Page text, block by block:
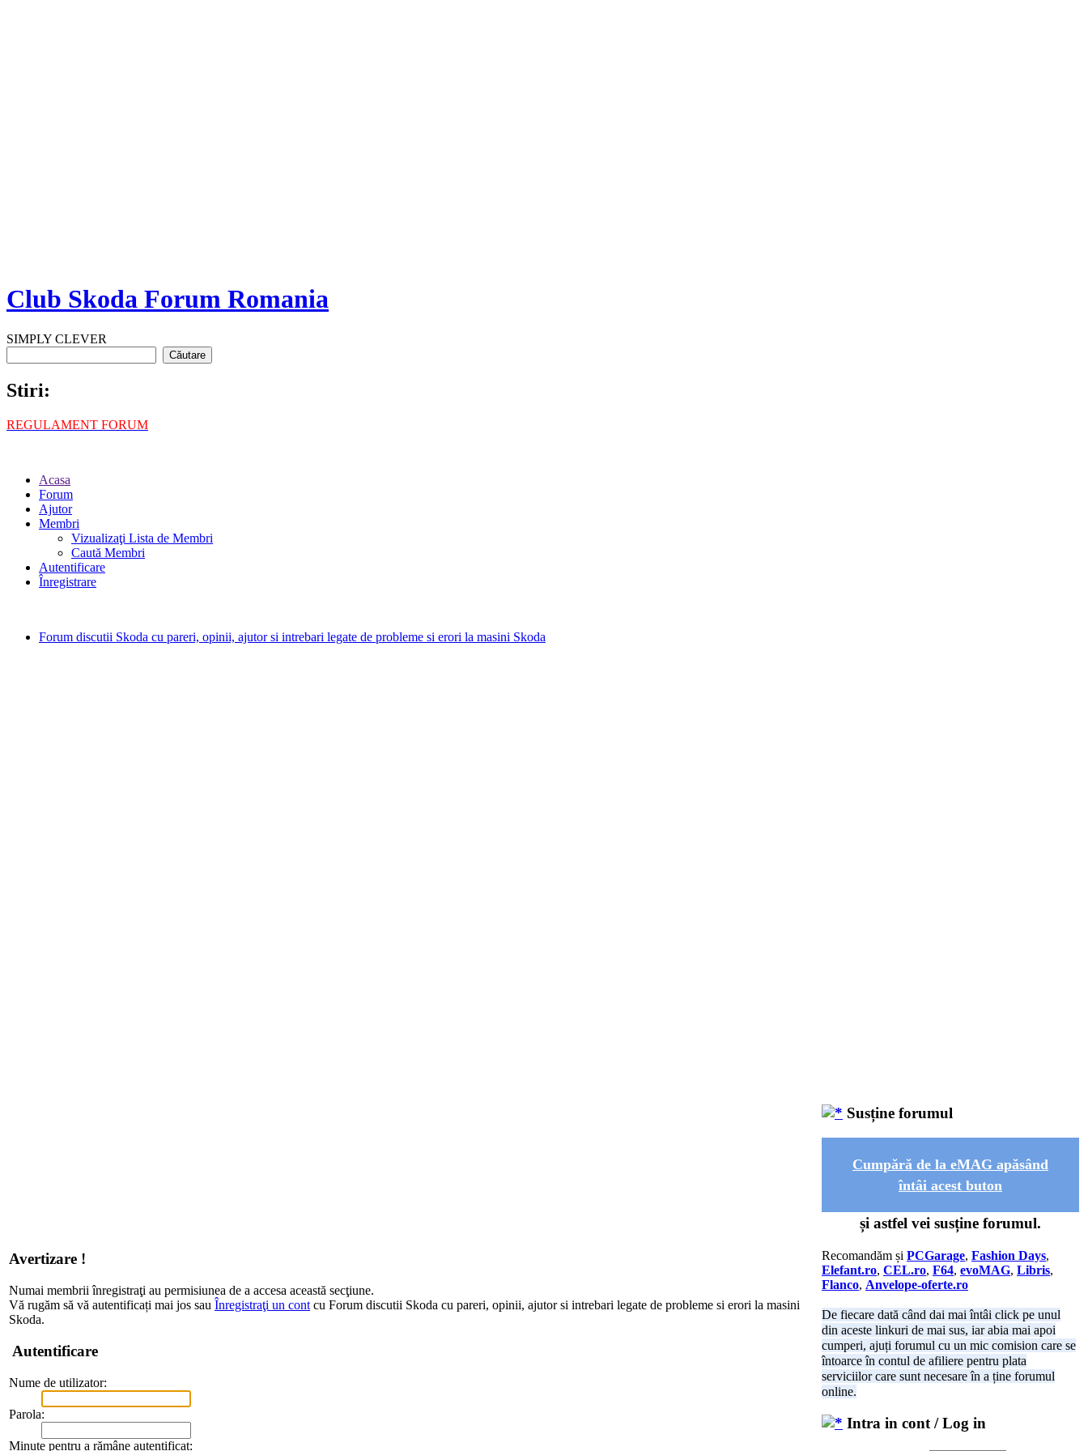
Club Skoda Forum Romania
SIMPLY CLEVER
Stiri:
REGULAMENT FORUM
Acasa
Forum
Ajutor
Membri
Vizualizaţi Lista de Membri
Caută Membri
Autentificare
Înregistrare
Forum discutii Skoda cu pareri, opinii, ajutor si intrebari legate de probleme si erori la masini Skoda
Avertizare !
Numai membrii înregistraţi au permisiunea de a accesa această secţiune.
Vă rugăm să vă autentificați mai jos sau Înregistraţi un cont cu Forum discutii Skoda cu pareri, opinii, ajutor si intrebari legate de probleme si erori la masini
Skoda.
Autentificare
Nume de utilizator:
Parola:
Minute pentru a rămâne autentificat:
Susține forumul
Cumpără de la eMAG apăsând
întâi acest buton
și astfel vei susține forumul.
Recomandăm și PCGarage, Fashion Days,
Elefant.ro, CEL.ro, F64, evoMAG, Libris,
Flanco, Anvelope-oferte.ro
De fiecare dată când dai mai întâi click pe unul
din aceste linkuri de mai sus, iar abia mai apoi
cumperi, ajuți forumul cu un mic comision care se
întoarce în contul de afiliere pentru plata
serviciilor care sunt necesare în a ține forumul
online.
Intra in cont / Log in